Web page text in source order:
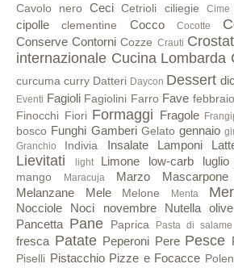
Cavolo nero Ceci Cetrioli ciliegie
cipolle clementine Cocco Cocotte
Conserve Contorni Cozze Crauti
internazionale Cucina Lombarda
curcuma curry Datteri Daycon Dessert
Eventi Fagioli Fagiolini Farro Fave febbraio
Finocchi Fiori Formaggi Fragole
bosco Funghi Gamberi Gelato gennaio
Granchio Indivia Insalate Lamponi
Lievitati light Limone low-carb luglio
mango Maracuja Marzo Mascarpone
Melanzane Mele Melone Menta
Nocciole Noci novembre Nutella olive
Pancetta Pane Paprica Pasta di salame
fresca Patate Peperoni Pere Pesce
Piselli Pistacchio Pizze e Focacce